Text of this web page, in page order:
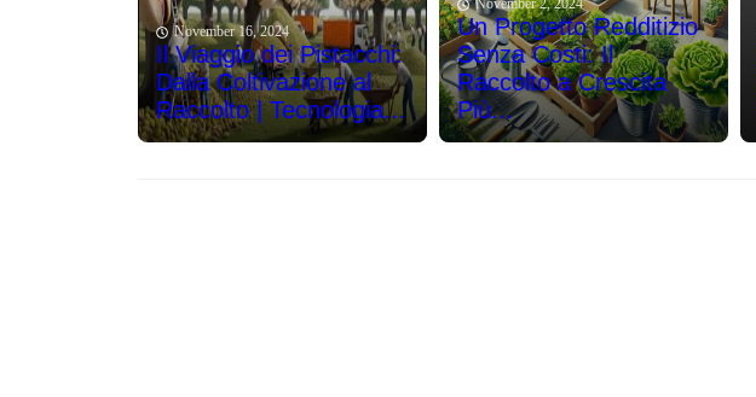
November 16, 2024
Il Viaggio dei Pistacchi:
Dalla Coltivazione al
Raccolto | Tecnologia...
November 2, 2024
Un Progetto Redditizio
Senza Costi: Il
Raccolto a Crescita
Più...